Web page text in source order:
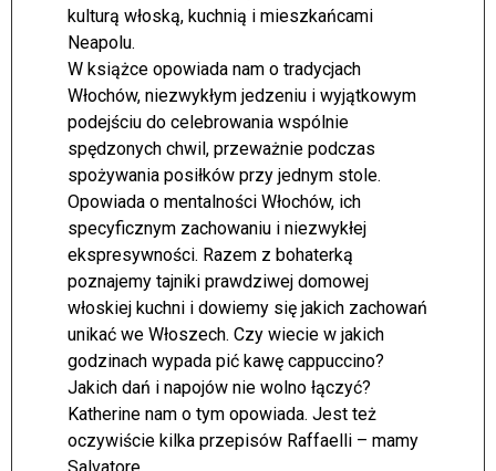
kulturą włoską, kuchnią i mieszkańcami
Neapolu.
W książce opowiada nam o tradycjach
Włochów, niezwykłym jedzeniu i wyjątkowym
podejściu do celebrowania wspólnie
spędzonych chwil, przeważnie podczas
spożywania posiłków przy jednym stole.
Opowiada o mentalności Włochów, ich
specyficznym zachowaniu i niezwykłej
ekspresywności. Razem z bohaterką
poznajemy tajniki prawdziwej domowej
włoskiej kuchni i dowiemy się jakich zachowań
unikać we Włoszech. Czy wiecie w jakich
godzinach wypada pić kawę cappuccino?
Jakich dań i napojów nie wolno łączyć?
Katherine nam o tym opowiada. Jest też
oczywiście kilka przepisów Raffaelli – mamy